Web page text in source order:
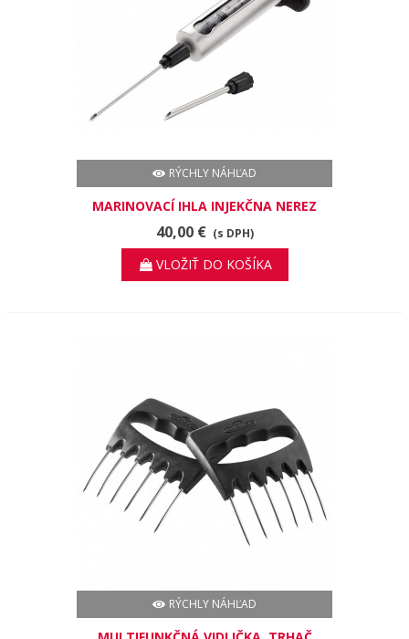
RÝCHLY NÁHĽAD
MARINOVACÍ IHLA INJEKČNA NEREZ
40,00 € (s DPH)
VLOŽIŤ DO KOŠÍKA
RÝCHLY NÁHĽAD